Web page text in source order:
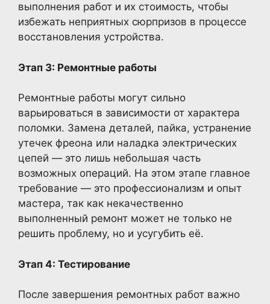
выполнения работ и их стоимость, чтобы
избежать неприятных сюрпризов в процессе
восстановления устройства.
Этап 3: Ремонтные работы
Ремонтные работы могут сильно
варьироваться в зависимости от характера
поломки. Замена деталей, пайка, устранение
утечек фреона или наладка электрических
цепей — это лишь небольшая часть
возможных операций. На этом этапе главное
требование — это профессионализм и опыт
мастера, так как некачественно
выполненный ремонт может не только не
решить проблему, но и усугубить её.
Этап 4: Тестирование
После завершения ремонтных работ важно